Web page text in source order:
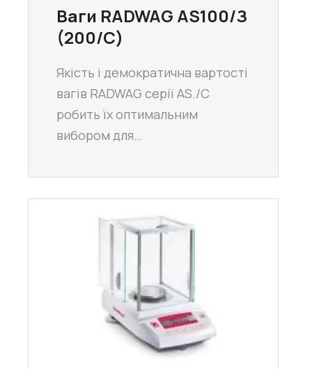
Ваги RADWAG AS100/З
(200/С)
Якість і демократична вартості
вагів RADWAG серії AS./C
робить їх оптимальним
вибором для…